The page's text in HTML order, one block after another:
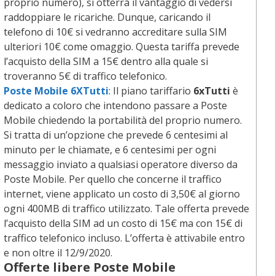
raddoppiare le ricariche. Dunque, caricando il
telefono di 10€ si vedranno accreditare sulla SIM
ulteriori 10€ come omaggio. Questa tariffa prevede
l’acquisto della SIM a 15€ dentro alla quale si
troveranno 5€ di traffico telefonico.
Poste Mobile 6XTutti: Il piano tariffario 6xTutti è
dedicato a coloro che intendono passare a Poste
Mobile chiedendo la portabilità del proprio numero.
Si tratta di un’opzione che prevede 6 centesimi al
minuto per le chiamate, e 6 centesimi per ogni
messaggio inviato a qualsiasi operatore diverso da
Poste Mobile. Per quello che concerne il traffico
internet, viene applicato un costo di 3,50€ al giorno
ogni 400MB di traffico utilizzato. Tale offerta prevede
l’acquisto della SIM ad un costo di 15€ ma con 15€ di
traffico telefonico incluso. L’offerta è attivabile entro
e non oltre il 12/9/2020.
Offerte libere Poste Mobile